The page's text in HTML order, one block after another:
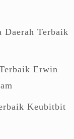
Daerah Terbaik
Erwin
Keubitbit